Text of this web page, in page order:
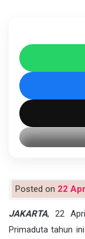
Posted on 22
JAKARTA, 22
Primaduta tahun